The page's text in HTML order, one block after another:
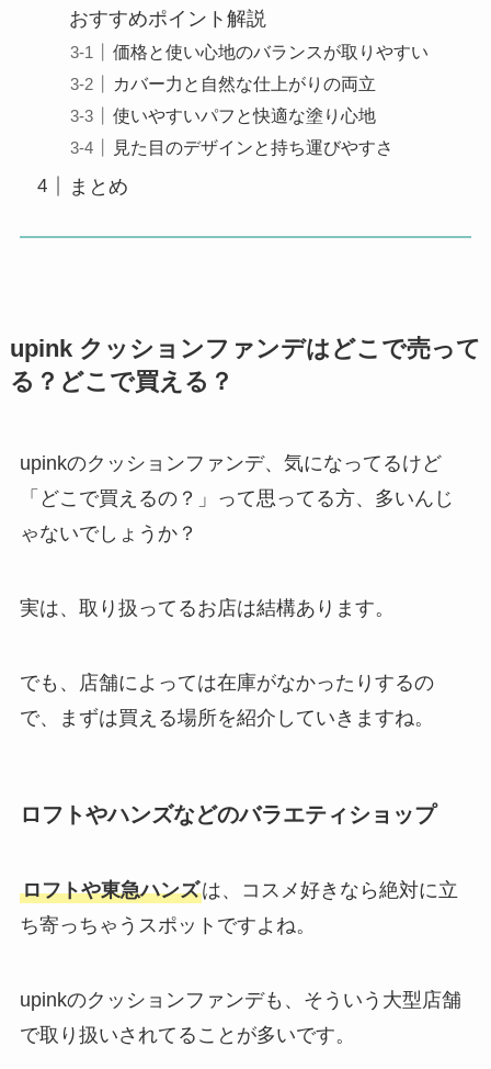
おすすめポイント解説
価格と使い心地のバランスが取りやすい
カバー力と自然な仕上がりの両立
使いやすいパフと快適な塗り心地
見た目のデザインと持ち運びやすさ
まとめ
upink クッションファンデはどこで売って
る？どこで買える？
upinkのクッションファンデ、気になってるけど
「どこで買えるの？」って思ってる方、多いんじ
ゃないでしょうか？
実は、取り扱ってるお店は結構あります。
でも、店舗によっては在庫がなかったりするの
で、まずは買える場所を紹介していきますね。
ロフトやハンズなどのバラエティショップ
ロフトや東急ハンズは、コスメ好きなら絶対に立
ち寄っちゃうスポットですよね。
upinkのクッションファンデも、そういう大型店舗
で取り扱いされてることが多いです。